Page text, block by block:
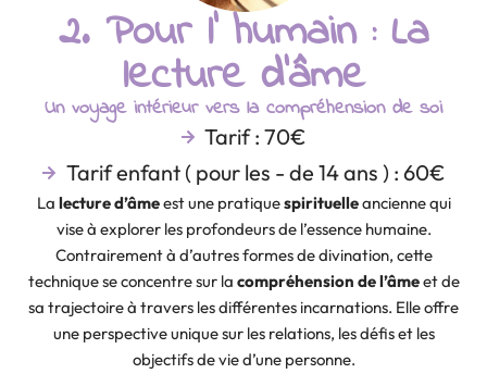
2. Pour l’ humain : La
lecture d'âme
Un voyage intérieur vers la compréhension de soi
Tarif : 70€
Tarif enfant ( pour les - de 14 ans ) : 60€
La lecture d’âmeest une pratiquespirituelleancienne qui
vise à explorer les profondeurs de l’essence humaine.
Contrairement à d’autres formes de divination, cette
technique se concentre sur la compréhension de l’âmeet de
sa trajectoire à travers les différentes incarnations. Elle offre
une perspective unique sur les relations, les défis et les
objectifs de vie d’une personne.